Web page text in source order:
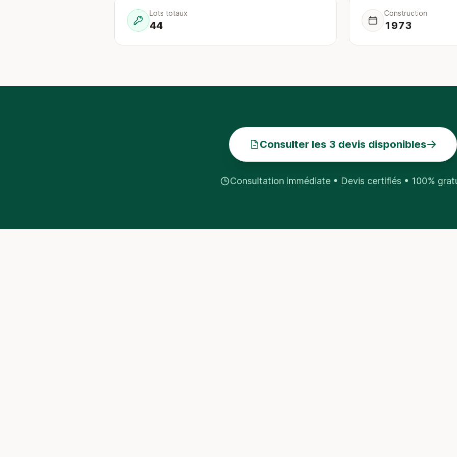
Lots totaux
44
Construction
1973
Consulter les 3 devis disponibles
Consultation immédiate • Devis certifiés • 100%